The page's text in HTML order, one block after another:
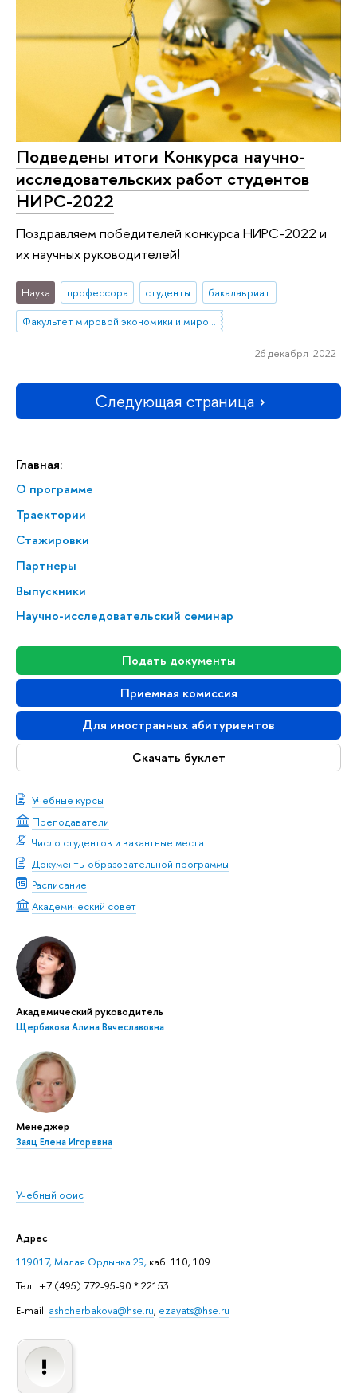
Главная:
О программе
Траектории
Стажировки
Партнеры
Выпускники
Научно-исследовательский семинар
Подать документы
Приемная комиссия
Для иностранных абитуриентов
Скачать буклет
Учебные курсы
Преподаватели
Число студентов и вакантные места
Документы образовательной программы
Расписание
Академический совет
Академический руководитель
Щербакова Алина Вячеславовна
Менеджер
Заяц Елена Игоревна
Учебный офис
Адрес
119017, Малая Ордынка 29, каб. 110, 109
Тел.: +7 (495) 772-95-90 * 22153
E-mail: ashcherbakova@hse.ru, ezayats@hse.ru
Подведены итоги Конкурса научно-
исследовательских работ студентов
НИРС-2022
Поздравляем победителей конкурса НИРС-2022 и
их научных руководителей!
Наука профессора студенты
бакалавриат
Факультет мировой экономики и мировой политики
26 декабря 2022
Следующая страница